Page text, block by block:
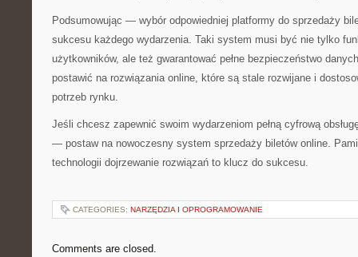
Podsumowując — wybór odpowiedniej platformy do sprzedaży
sukcesu każdego wydarzenia. Taki system musi być nie tylko
użytkowników, ale też gwarantować pełne bezpieczeństwo
postawić na rozwiązania online, które są stale rozwijane i
potrzeb rynku.
Jeśli chcesz zapewnić swoim wydarzeniom pełną cyfrową
— postaw na nowoczesny system sprzedaży biletów online.
technologii dojrzewanie rozwiązań to klucz do sukcesu.
CATEGORIES: NARZĘDZIA I OPROGRAMOWANIE
Comments are closed.